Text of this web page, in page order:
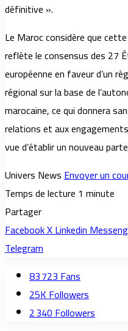
définitive ».
Le Maroc considère que
reflète le consensus des 27
européenne en faveur d’un
régional sur la base de
marocaine, ce qui donnera
relations et aux
vue d’établir un nouveau
Univers NewsEnvoyer un
Temps de lecture 1 minute
Partager
FacebookXLinkedin
Telegram
83 723Fans
25KFollowers
2 340Followers